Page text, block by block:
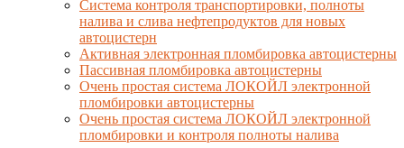
Система контроля транспортировки, полноты
налива и слива нефтепродуктов для новых
автоцистерн
Активная электронная пломбировка автоцистерны
Пассивная пломбировка автоцистерны
Очень простая система ЛОКОЙЛ электронной
пломбировки автоцистерны
Очень простая система ЛОКОЙЛ электронной
пломбировки и контроля полноты налива